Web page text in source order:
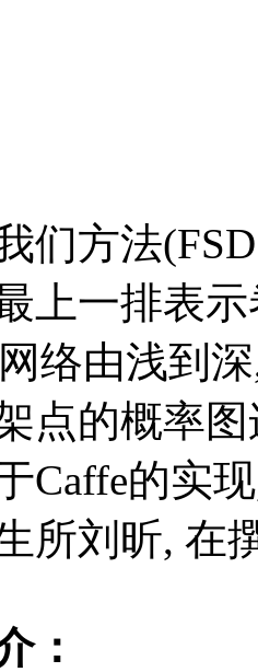
们方法
上一排表
络由浅到
点的概率
Caffe的实
所刘昕, 在
：